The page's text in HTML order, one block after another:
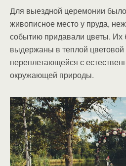
Для выездной церемонии
живописное место у пруда,
событию придавали цветы. Их
выдержаны в теплой
переплетающейся с
окружающей природы.